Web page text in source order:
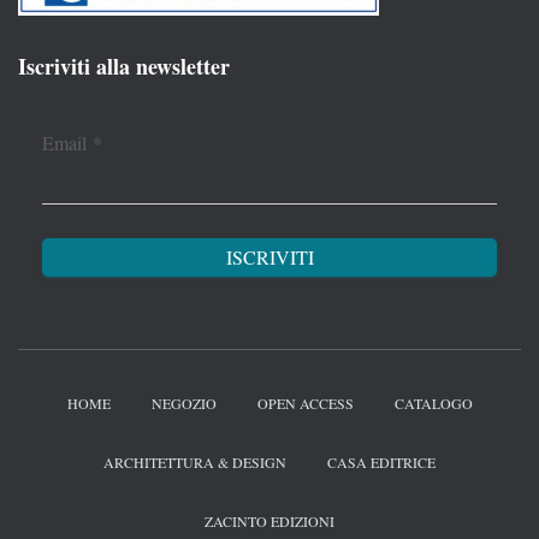
Iscriviti alla newsletter
Email *
HOME NEGOZIO OPEN ACCESS CATALOGO
ARCHITETTURA & DESIGN CASA EDITRICE
ZACINTO EDIZIONI